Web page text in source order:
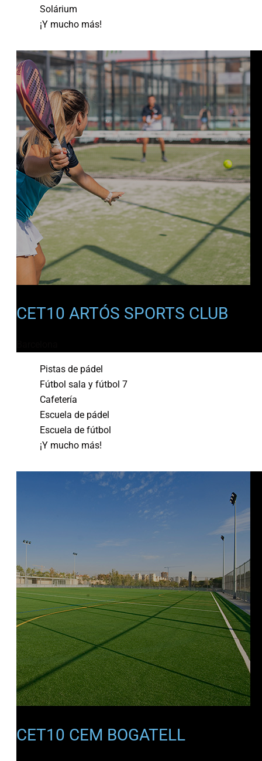
Solárium
¡Y mucho más!
CET10 ARTÓS SPORTS CLUB
Pistas de pádel
Fútbol sala y fútbol 7
Cafetería
Escuela de pádel
Escuela de fútbol
¡Y mucho más!
CET10 CEM BOGATELL